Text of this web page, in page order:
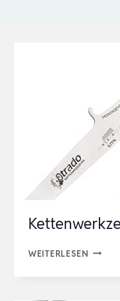
WEITERLESEN